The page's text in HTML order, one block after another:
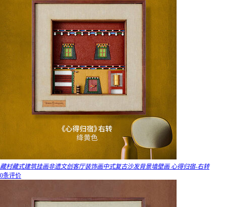
藏村藏式建筑挂画非遗文创客厅装饰画中式复古沙发背景墙壁画 心得归宿-右转
0条评价